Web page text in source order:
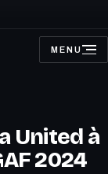
MENU
OUVRIR
LE
United à
2024